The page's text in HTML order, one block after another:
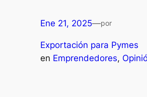
Ene 21, 2025—por
Exportación para Pymes
en Emprendedores,